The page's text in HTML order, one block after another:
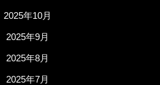
2025年10月
2025年9月
2025年8月
2025年7月